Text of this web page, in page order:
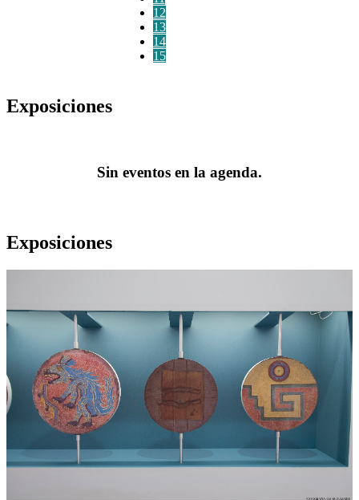
12
13
14
15
Exposiciones
Sin eventos en la agenda.
Exposiciones